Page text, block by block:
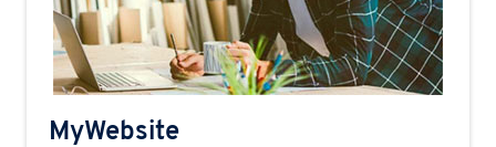
MyWebsite